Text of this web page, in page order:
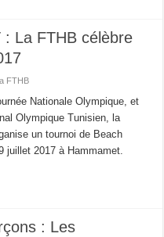
: La FTHB célèbre
FTHB
Nationale Olympique, et
Olympique Tunisien, la
un tournoi de Beach
juillet 2017 à Hammamet.
: Les